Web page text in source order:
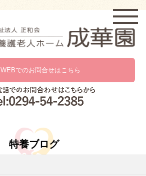
WEBでのお問合せはこちら
特養ブログ